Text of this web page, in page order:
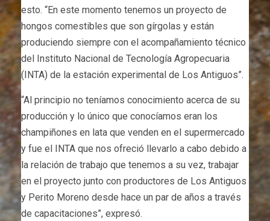
esto. “En este momento tenemos un proyecto de
hongos comestibles que son gírgolas y están
produciendo siempre con el acompañamiento técnico
del Instituto Nacional de Tecnología Agropecuaria
(INTA) de la estación experimental de Los Antiguos”.
“Al principio no teníamos conocimiento acerca de su
producción y lo único que conocíamos eran los
champiñones en lata que venden en el supermercado
y fue el INTA que nos ofreció llevarlo a cabo debido a
la relación de trabajo que tenemos a su vez, trabajar
en el proyecto junto con productores de Los Antiguos
y Perito Moreno desde hace un par de años a través
de capacitaciones”, expresó.